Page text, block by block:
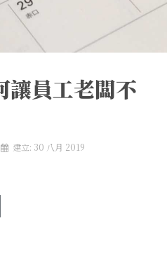
讓員工老闆不
建立: 30 八月 2019